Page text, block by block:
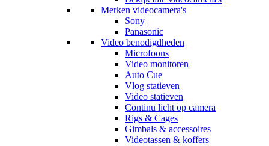
Merken videocamera's
Sony
Panasonic
Video benodigdheden
Microfoons
Video monitoren
Auto Cue
Vlog statieven
Video statieven
Continu licht op camera
Rigs & Cages
Gimbals & accessoires
Videotassen & koffers